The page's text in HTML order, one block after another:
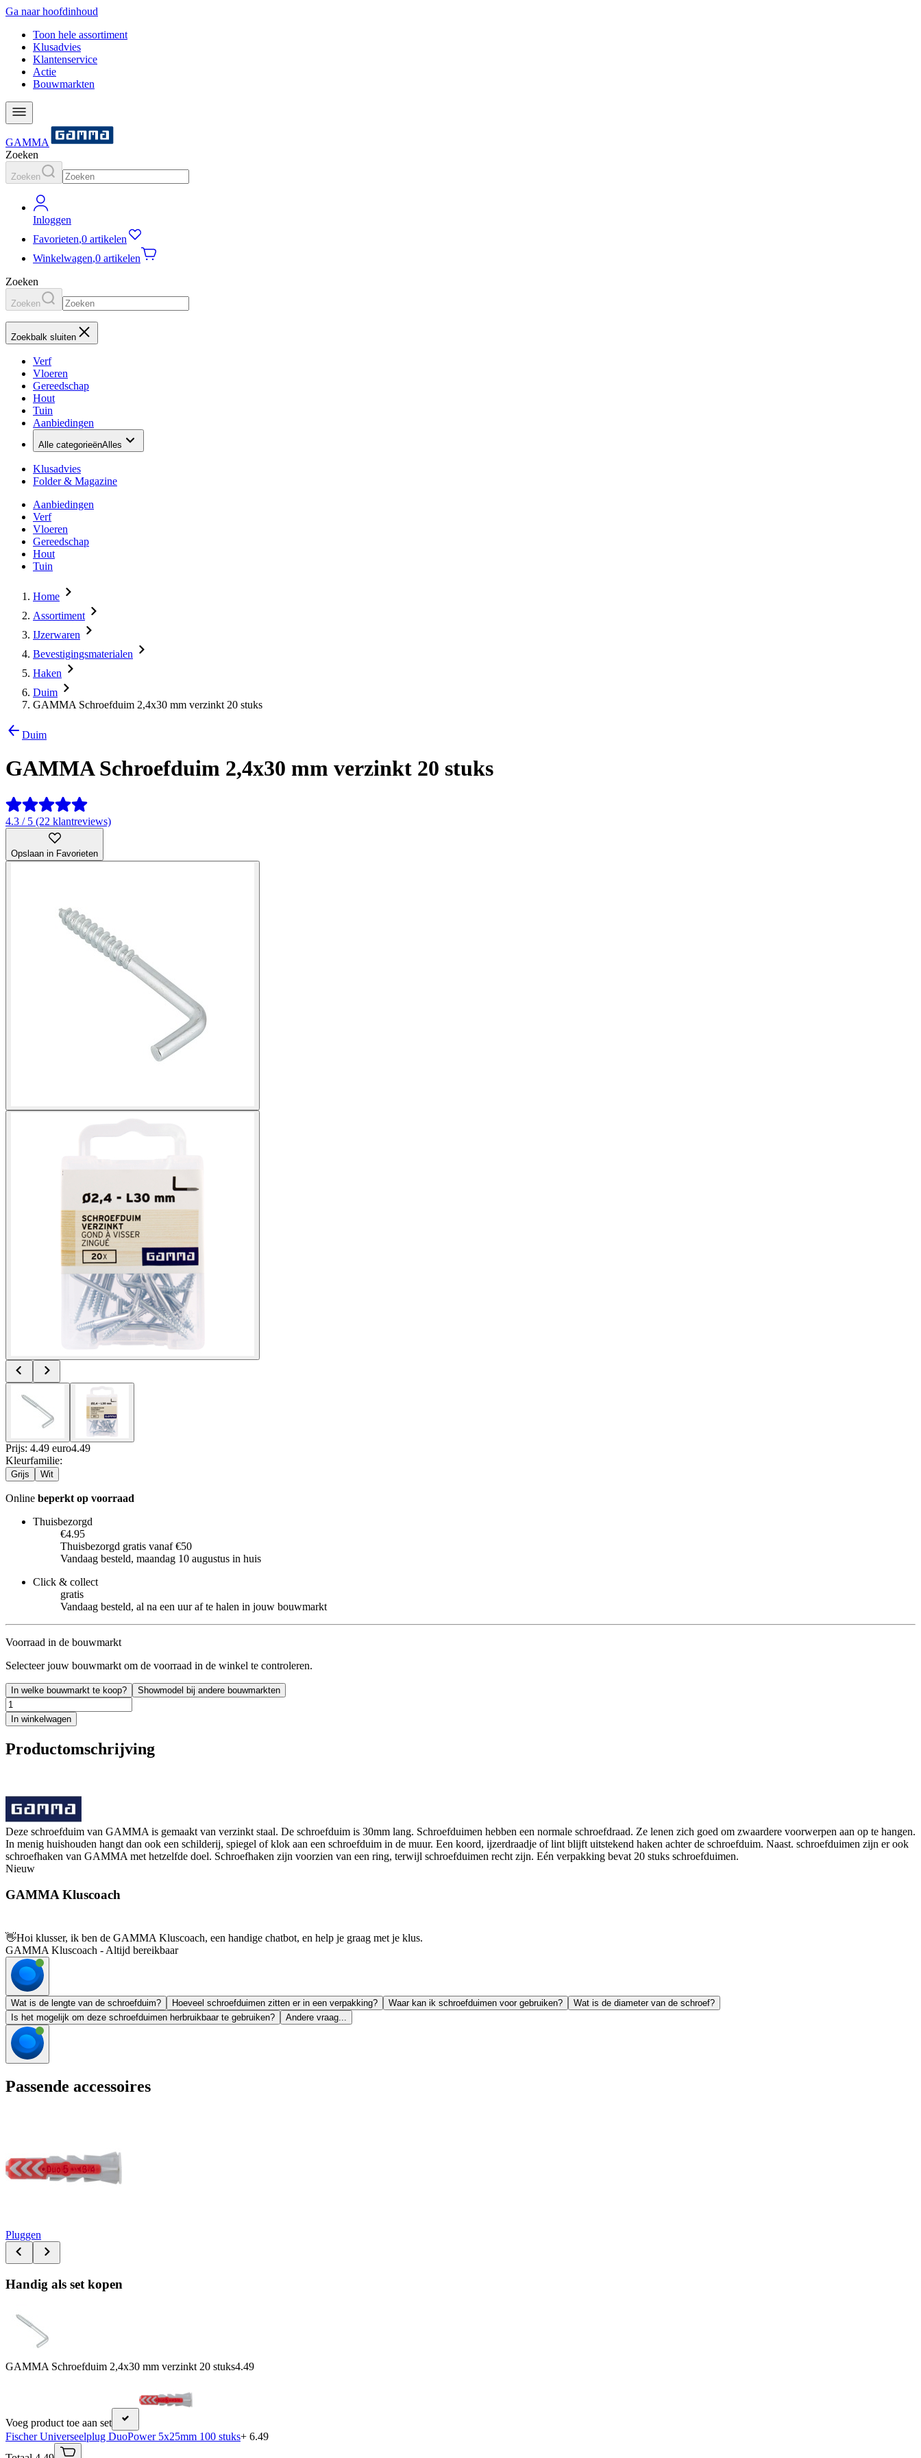
Ga naar hoofdinhoud
Toon hele assortiment
Klusadvies
Klantenservice
Actie
Bouwmarkten
GAMMA
Zoeken
Zoeken
Inloggen
Favorieten,0 artikelen
Winkelwagen,0 artikelen
Zoeken
Zoeken
Zoekbalk sluiten
Verf
Vloeren
Gereedschap
Hout
Tuin
Aanbiedingen
Alle categorieënAlles
Klusadvies
Folder & Magazine
Aanbiedingen
Verf
Vloeren
Gereedschap
Hout
Tuin
Home
Assortiment
IJzerwaren
Bevestigingsmaterialen
Haken
Duim
GAMMA Schroefduim 2,4x30 mm verzinkt 20 stuks
Duim
GAMMA Schroefduim 2,4x30 mm verzinkt 20 stuks
4.3 / 5 (22 klantreviews)
Opslaan in Favorieten
Prijs: 4.49 euro4.49
Kleurfamilie:
Grijs Wit
Online beperkt op voorraad
Thuisbezorgd
€4.95
Thuisbezorgd gratis vanaf €50
Vandaag besteld, maandag 10 augustus in huis
Click & collect
gratis
Vandaag besteld, al na een uur af te halen in jouw bouwmarkt
Voorraad in de bouwmarkt
Selecteer jouw bouwmarkt om de voorraad in de winkel te controleren.
In welke bouwmarkt te koop? Showmodel bij andere bouwmarkten
In winkelwagen
Productomschrijving
Deze schroefduim van GAMMA is gemaakt van verzinkt staal. De schroefduim is 30mm lang. Schroefduimen hebben een normale schroefdraad. Ze lenen zich goed om zwaardere voorwerpen aan op te hangen.
In menig huishouden hangt dan ook een schilderij, spiegel of klok aan een schroefduim in de muur. Een koord, ijzerdraadje of lint blijft uitstekend haken achter de schroefduim. Naast. schroefduimen zijn er ook
schroefhaken van GAMMA met hetzelfde doel. Schroefhaken zijn voorzien van een ring, terwijl schroefduimen recht zijn. Eén verpakking bevat 20 stuks schroefduimen.
Nieuw
GAMMA Kluscoach
👋Hoi klusser, ik ben de GAMMA Kluscoach, een handige chatbot, en help je graag met je klus.
GAMMA Kluscoach - Altijd bereikbaar
Wat is de lengte van de schroefduim? Hoeveel schroefduimen zitten er in een verpakking? Waar kan ik schroefduimen voor gebruiken?
Wat is de diameter van de schroef?
Is het mogelijk om deze schroefduimen herbruikbaar te gebruiken?
Andere vraag...
Passende accessoires
Pluggen
Handig als set kopen
GAMMA Schroefduim 2,4x30 mm verzinkt 20 stuks4.49
Voeg product toe aan set
Fischer Universeelplug DuoPower 5x25mm 100 stuks+ 6.49